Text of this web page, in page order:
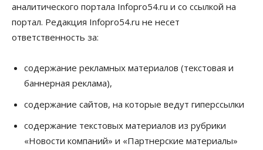
Власть
Режим ЧС ввели в Омской области из-за засухи
Власть Общество
Новосибирск готовится к визиту Владимира
06 Августа 2026, 12:05
Бизнес Общество
Росреестр назвал главные причины
аналитического портала Infopro54.ru и со ссылкой на
портал. Редакция Infopro54.ru не несет
ответственность за:
содержание рекламных материалов (текстовая и
баннерная реклама),
содержание сайтов, на которые ведут гиперссылки
содержание текстовых материалов из рубрики
«Новости компаний» и «Партнерские материалы»